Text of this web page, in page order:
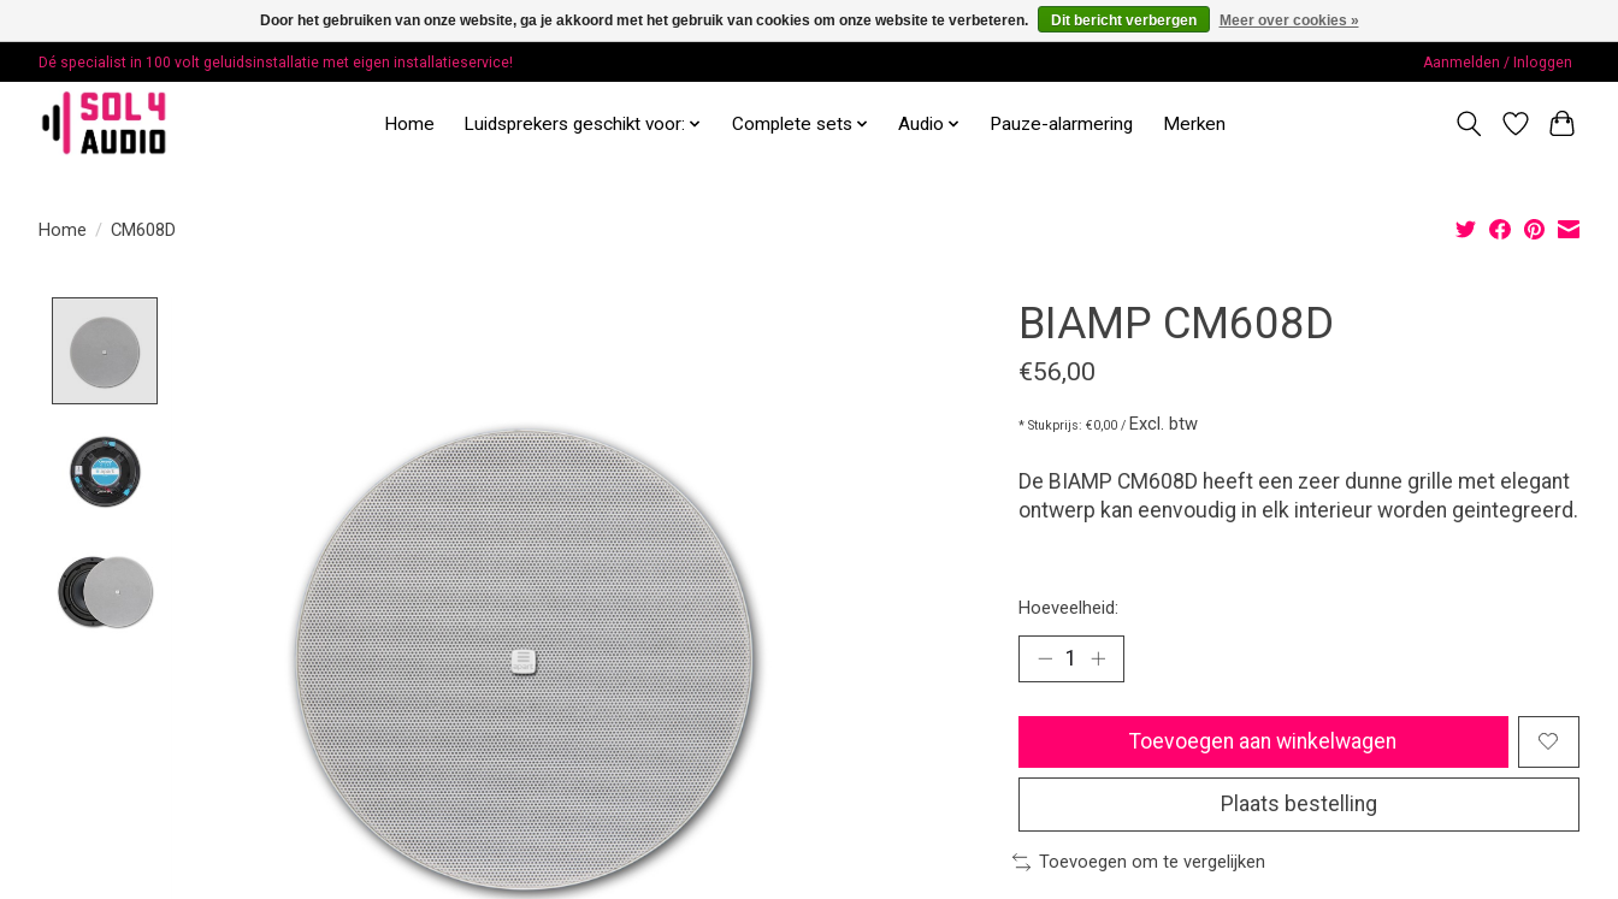
Dé specialist in 100 volt geluidsinstallatie met eigen installatieservice! Aanmelden / Inloggen
Home Luidsprekers geschikt voor: Complete sets Audio Pauze-alarmering Merken
Home / CM608D
BIAMP CM608D
€56,00
* Stukprijs: €0,00 / Excl. btw
De BIAMP CM608D heeft een zeer dunne grille met elegant
ontwerp kan eenvoudig in elk interieur worden geintegreerd.
Hoeveelheid:
Toevoegen aan winkelwagen
Plaats bestelling
Toevoegen om te vergelijken
Door het gebruiken van onze website, ga je akkoord met het gebruik van cookies om onze website te verbeteren. Dit bericht verbergen Meer over cookies »